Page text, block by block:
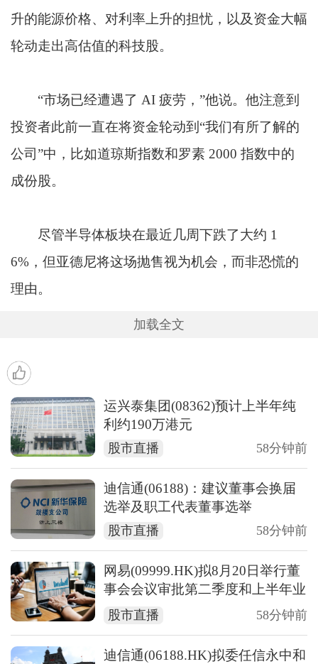
升的能源价格、对利率上升的担忧，以及资金大幅
轮动走出高估值的科技股。
“市场已经遭遇了 AI 疲劳，”他说。他注意到
投资者此前一直在将资金轮动到“我们有所了解的
公司”中，比如道琼斯指数和罗素 2000 指数中的
成份股。
尽管半导体板块在最近几周下跌了大约 1
6%，但亚德尼将这场抛售视为机会，而非恐慌的
理由。
加载全文
运兴泰集团(08362)预计上半年纯
利约190万港元
股市直播 58分钟前
迪信通(06188)：建议董事会换届
选举及职工代表董事选举
股市直播 58分钟前
网易(09999.HK)拟8月20日举行董
事会会议审批第二季度和上半年业
绩
股市直播 58分钟前
迪信通(06188.HK)拟委任信永中和